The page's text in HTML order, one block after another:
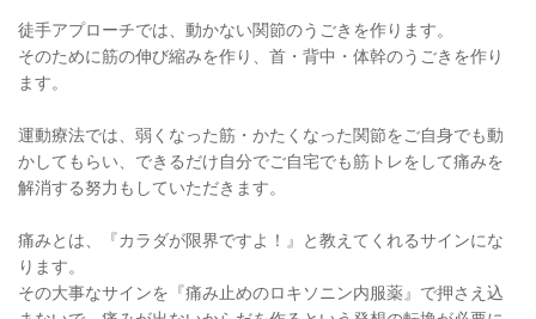
徒手アプローチでは、動かない関節のうごきを作ります。
そのために筋の伸び縮みを作り、首・背中・体幹のうごきを作り
ます。
運動療法では、弱くなった筋・かたくなった関節をご自身でも動
かしてもらい、できるだけ自分でご自宅でも筋トレをして痛みを
解消する努力もしていただきます。
痛みとは、『カラダが限界ですよ！』と教えてくれるサインにな
ります。
その大事なサインを『痛み止めのロキソニン内服薬』で押さえ込